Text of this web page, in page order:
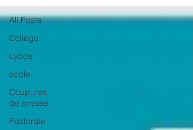
All Posts
Collège
Lycée
école
Coupures
de presse
Pastorale